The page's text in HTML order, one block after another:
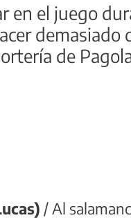
en el juego
demasiado
de
/ Al